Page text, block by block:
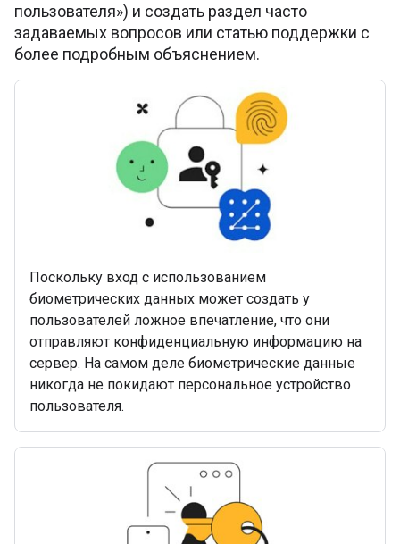
пользователя») и создать раздел часто
задаваемых вопросов или статью поддержки с
более подробным объяснением.
Поскольку вход с использованием
биометрических данных может создать у
пользователей ложное впечатление, что они
отправляют конфиденциальную информацию на
сервер. На самом деле биометрические данные
никогда не покидают персональное устройство
пользователя.